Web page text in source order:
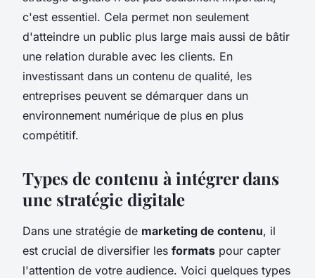
c'est essentiel. Cela permet non seulement
d'atteindre un public plus large mais aussi de bâtir
une relation durable avec les clients. En
investissant dans un contenu de qualité, les
entreprises peuvent se démarquer dans un
environnement numérique de plus en plus
compétitif.
Types de contenu à intégrer dans
une stratégie digitale
Dans une stratégie de marketing de contenu, il
est crucial de diversifier les formats pour capter
l'attention de votre audience. Voici quelques types